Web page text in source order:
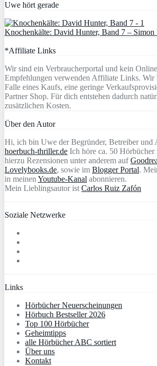
Uwe hört gerade
Knochenkälte: David Hunter, Band 7 – Simon
*Affiliate Links
Wir sind ein Verbraucherportal und kein
Empfehlungen verwenden Affiliate Links. Wir
Falle eines Kaufs, eine geringe
Partner Shop. Für dich entstehen dadurch
zusätzlichen Kosten.
Über den Autor
Hi, ich bin Uwe der Begründer, Betreiber und
hoerbuch-thriller.de Ich höre ca. 50 Hörbücher
hierzu Rezensionen unter anderem auf
Lovelybooks.de, sowie im Blogger Portal.
in meinen Youtube-Kanal abonnieren.
Mein Lieblingsautor ist Carlos Ruiz Zafón
Soziale Netzwerke
Links
Hörbücher Neuerscheinungen
Hörbuch Bestseller 2026
Top 100 Hörbücher
Geheimtipps
alle Hörbücher ABC sortiert
Über uns
Kontakt